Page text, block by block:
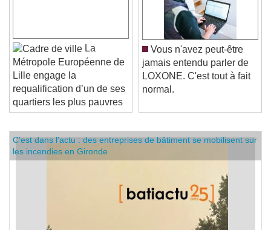
La
Métropole Européenne de
Lille engage la
requalification d’un de ses
quartiers les plus pauvres
Vous n'avez peut-être
jamais entendu parler de
LOXONE. C'est tout à fait
C'est dans l'actu : des entreprises de bâtiment se mobilisent sur
les incendies en Gironde